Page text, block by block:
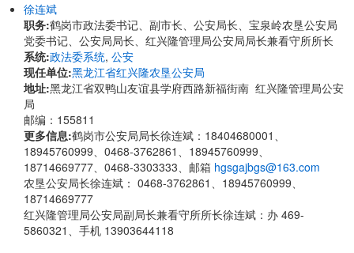
徐连斌
职务:鹤岗市政法委书记、副市长、公安局长、宝泉岭农垦公安局
党委书记、公安局局长、红兴隆管理局公安局局长兼看守所所长
系统:政法委系统, 公安
现任单位:黑龙江省红兴隆农垦公安局
地址:黑龙江省双鸭山友谊县学府西路新福街南 红兴隆管理局公安
局
邮编：155811
更多信息:鹤岗市公安局局长徐连斌：18404680001、
18945760999、0468-3762861、18945760999、
18714669777、0468-3303333、邮箱 hgsgajbgs@163.com
农垦公安局长徐连斌： 0468-3762861、18945760999、
18714669777
红兴隆管理局公安局副局长兼看守所所长徐连斌：办 469-
5860321、手机 13903644118